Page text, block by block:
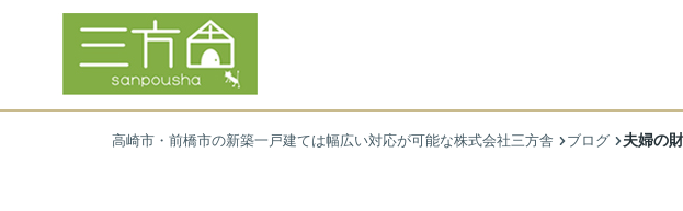
高崎市・前橋市の新築一戸建ては幅広い対応が可能な株式会社三方舎 ブログ 夫婦の